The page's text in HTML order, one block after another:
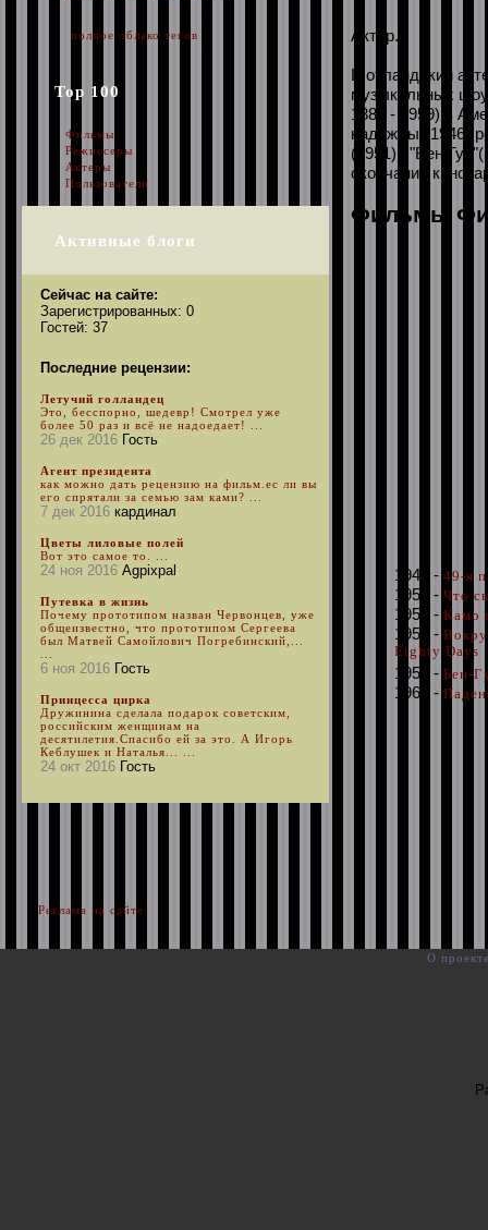
Актер.
Шотландский
музыкальных
1884 - 1959) в
надежды"(1946)
(1951), "Бен
окончания
Фильмы
1941 - 49-я
1951 - Что
1951 - Камо
1956 -
Eighty Days
1959 - Бен-
1964 -
полное облако тегов
Top 100
Фильмы
Режиссеры
Актеры
Пользователи
Активные блоги
Сейчас на сайте:
Зарегистрированных: 0
Гостей: 37
Последние рецензии:
Летучий голландец
Это, бесспорно, шедевр! Смотрел уже
более 50 раз и всё не надоедает! ...
26 дек 2016 Гость
Агент президента
как можно дать рецензию на фильм.ес ли вы
его спрятали за семью зам ками? ...
7 дек 2016 кардинал
Цветы лиловые полей
Вот это самое то. ...
24 ноя 2016 Agpixpal
Путевка в жизнь
Почему прототипом назван Червонцев, уже
общеизвестно, что прототипом Сергеева
был Матвей Самойлович Погребинский,...
6 ноя 2016 Гость
Принцесса цирка
Дружинина сделала подарок советским,
российским женщинам на
десятилетия.Спасибо ей за это. А Игорь
Кеблушек и Наталья... ...
24 окт 2016 Гость
Реклама на сайте
О